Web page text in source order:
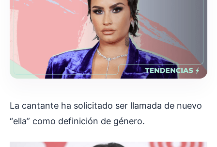
La cantante ha solicitado ser llamada de nuevo
“ella” como definición de género.